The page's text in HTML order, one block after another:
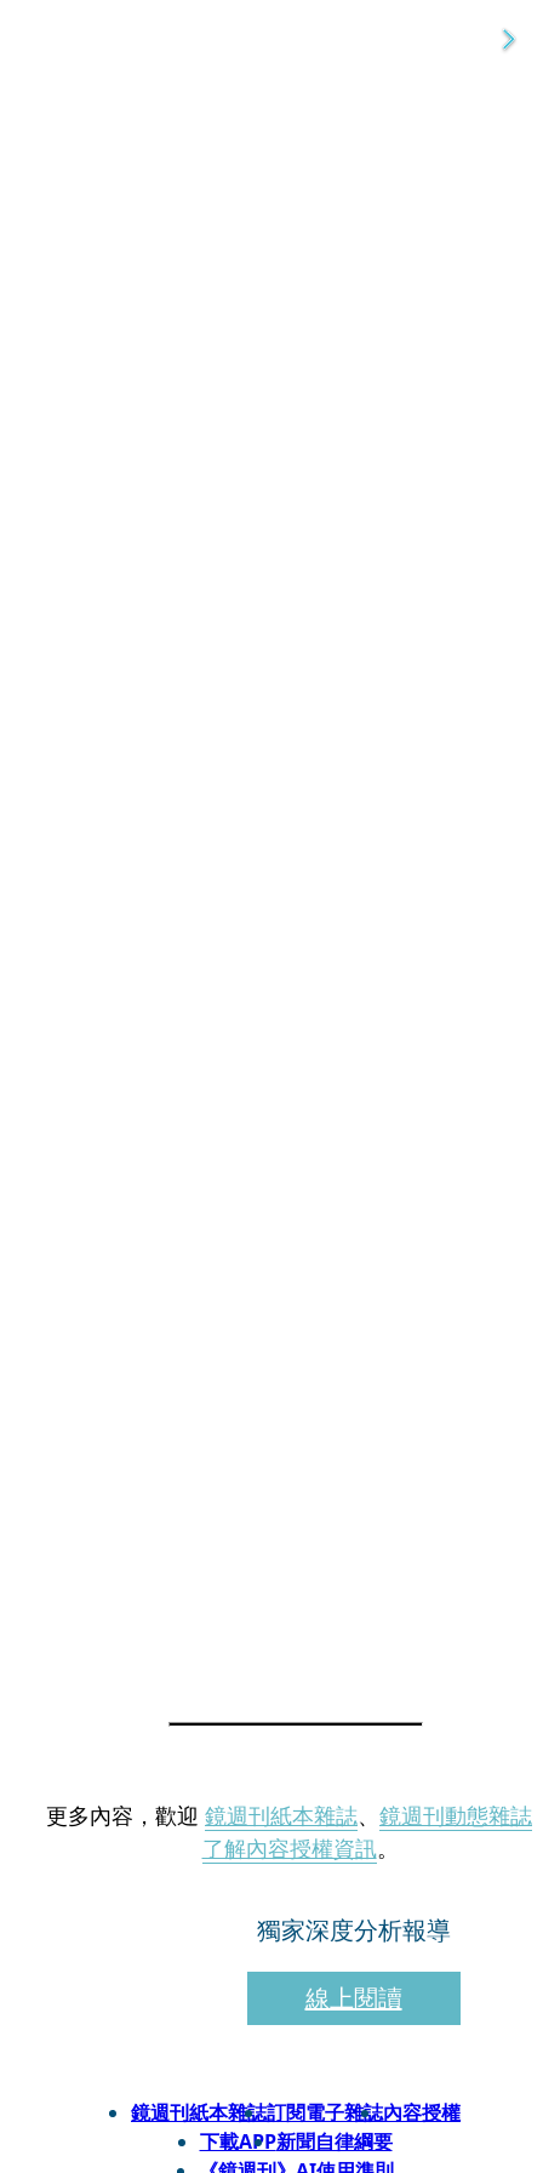
更多內容，歡迎 鏡週刊紙本雜誌、 鏡週刊動態雜誌
了解內容授權資訊。
獨家深度分析報導
線上閱讀
鏡週刊紙本雜誌訂閱電子雜誌內容授權
下載APP新聞自律綱要